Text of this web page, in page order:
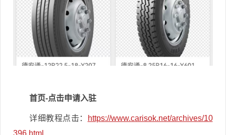
首页-点击申请入驻
详细教程点击：
https://www.carisok.net/archives/10